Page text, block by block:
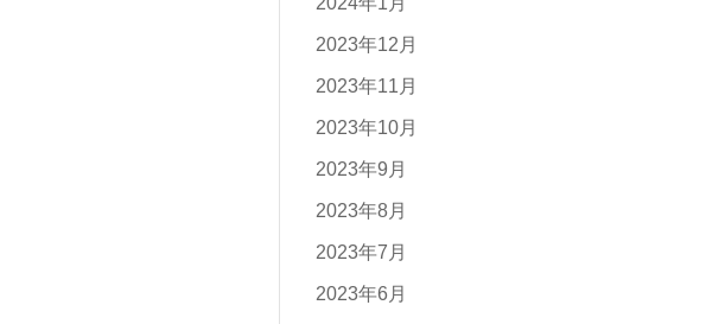
2023年12月
2023年11月
2023年10月
2023年9月
2023年8月
2023年7月
2023年6月